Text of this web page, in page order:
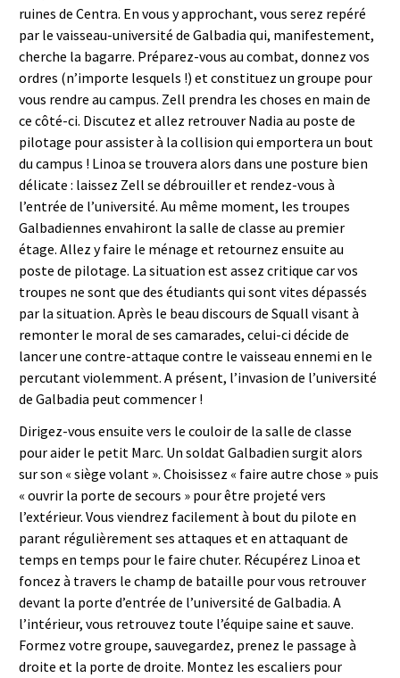
ruines de Centra. En vous y approchant, vous serez repéré
par le vaisseau-université de Galbadia qui, manifestement,
cherche la bagarre. Préparez-vous au combat, donnez vos
ordres (n’importe lesquels !) et constituez un groupe pour
vous rendre au campus. Zell prendra les choses en main de
ce côté-ci. Discutez et allez retrouver Nadia au poste de
pilotage pour assister à la collision qui emportera un bout
du campus ! Linoa se trouvera alors dans une posture bien
délicate : laissez Zell se débrouiller et rendez-vous à
l’entrée de l’université. Au même moment, les troupes
Galbadiennes envahiront la salle de classe au premier
étage. Allez y faire le ménage et retournez ensuite au
poste de pilotage. La situation est assez critique car vos
troupes ne sont que des étudiants qui sont vites dépassés
par la situation. Après le beau discours de Squall visant à
remonter le moral de ses camarades, celui-ci décide de
lancer une contre-attaque contre le vaisseau ennemi en le
percutant violemment. A présent, l’invasion de l’université
de Galbadia peut commencer !
Dirigez-vous ensuite vers le couloir de la salle de classe
pour aider le petit Marc. Un soldat Galbadien surgit alors
sur son « siège volant ». Choisissez « faire autre chose » puis
« ouvrir la porte de secours » pour être projeté vers
l’extérieur. Vous viendrez facilement à bout du pilote en
parant régulièrement ses attaques et en attaquant de
temps en temps pour le faire chuter. Récupérez Linoa et
foncez à travers le champ de bataille pour vous retrouver
devant la porte d’entrée de l’université de Galbadia. A
l’intérieur, vous retrouvez toute l’équipe saine et sauve.
Formez votre groupe, sauvegardez, prenez le passage à
droite et la porte de droite. Montez les escaliers pour